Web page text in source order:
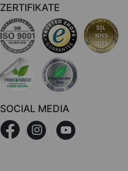
ZERTIFIKATE
SOCIAL MEDIA